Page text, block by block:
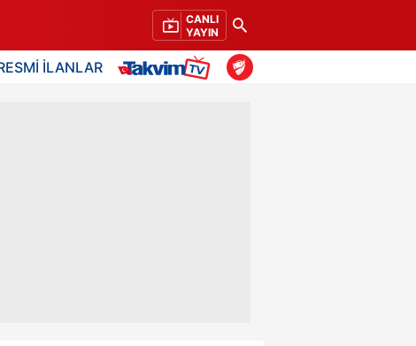
CANLI
YAYIN
İLANLAR